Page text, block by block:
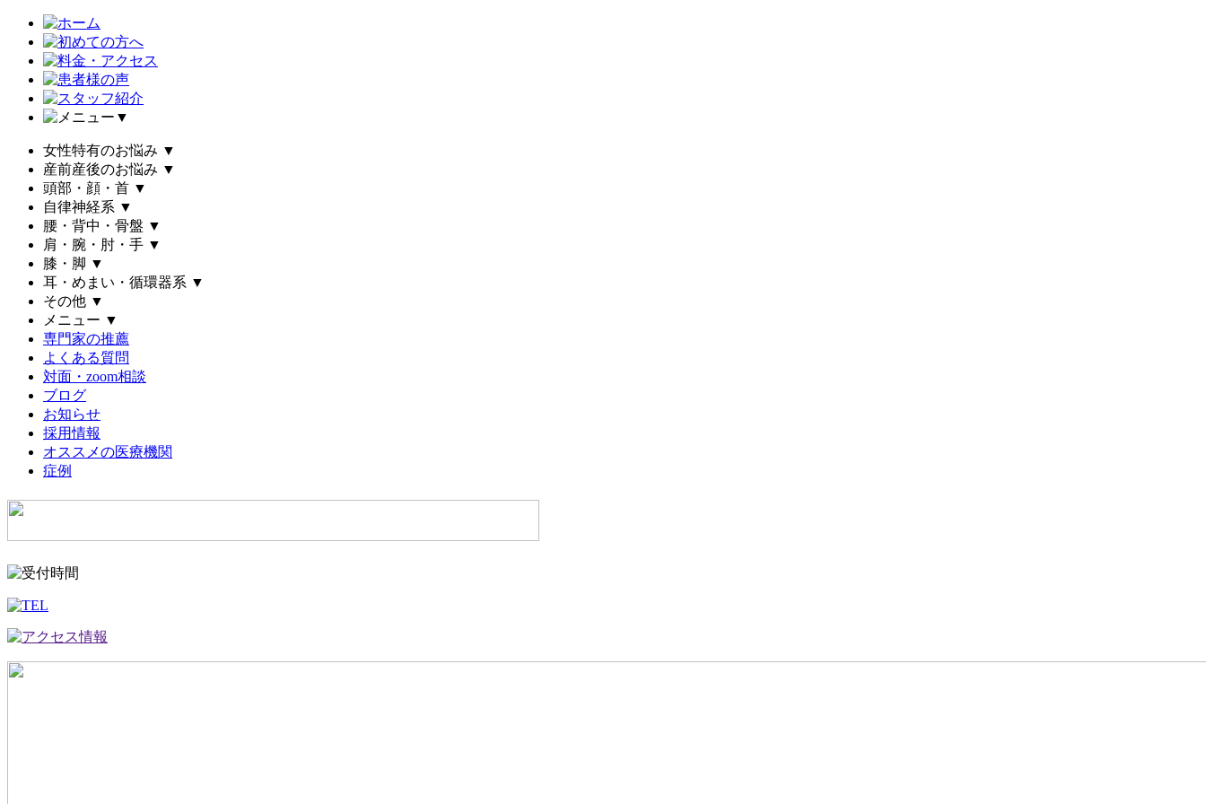
▼
女性特有のお悩み ▼
産前産後のお悩み ▼
頭部・顔・首 ▼
自律神経系 ▼
腰・背中・骨盤 ▼
肩・腕・肘・手 ▼
膝・脚 ▼
耳・めまい・循環器系 ▼
その他 ▼
メニュー ▼
専門家の推薦
よくある質問
対面・zoom相談
ブログ
お知らせ
採用情報
オススメの医療機関
症例